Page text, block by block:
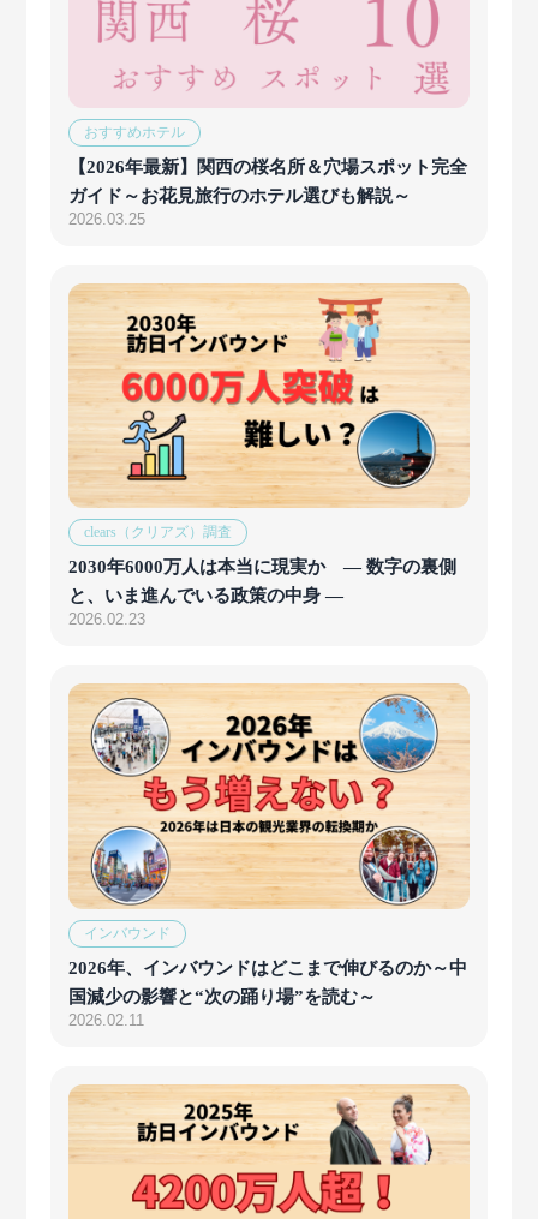
おすすめホテル
【2026年最新】関西の桜名所＆穴場スポット完全
ガイド～お花見旅行のホテル選びも解説～
2026.03.25
clears（クリアズ）調査
2030年6000万人は本当に現実か ― 数字の裏側
と、いま進んでいる政策の中身 ―
2026.02.23
インバウンド
2026年、インバウンドはどこまで伸びるのか～中
国減少の影響と“次の踊り場”を読む～
2026.02.11